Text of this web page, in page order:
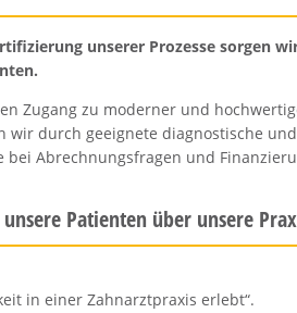
unserer Prozesse sorgen
Zugang zu moderner und
wir durch geeignete diagnostische
Abrechnungsfragen und
Patienten über unsere
in einer Zahnarztpraxis erlebt“.